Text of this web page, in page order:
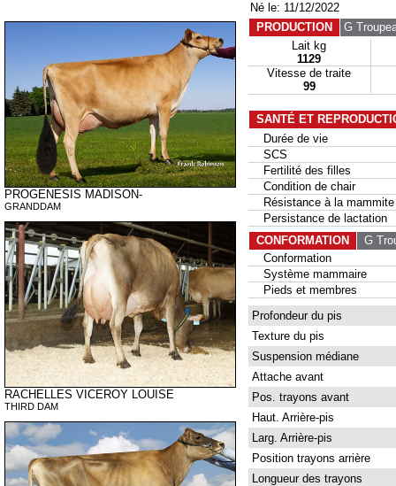
PROGENESIS MADISON-
GRANDDAM
RACHELLES VICEROY LOUISE
THIRD DAM
Né le: 11/12/2022
PRODUCTION
G
Lait kg
1129
Vitesse de traite
99
SANTÉ ET
Durée de vie
SCS
Fertilité des filles
Condition de chair
Résistance à la mammite
Persistance de lactation
CONFORMATION
G
Conformation
Système mammaire
Pieds et membres
Profondeur du pis
Texture du pis
Suspension médiane
Attache avant
Pos. trayons avant
Haut. Arrière-pis
Larg. Arrière-pis
Position trayons arrière
Longueur des trayons